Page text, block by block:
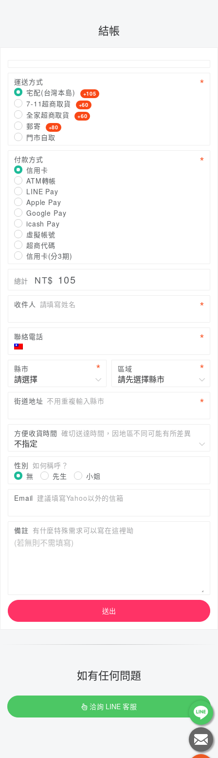
結帳
運送方式
宅配(台灣本島)
+105
7-11超商取貨 +60
全家超商取貨 +60
郵寄 +80
門市自取
付款方式
信用卡
ATM轉帳
LINE Pay
Apple Pay
Google Pay
icash Pay
虛擬帳號
超商代碼
信用卡(分3期)
總計 NT$ 105
收件人 請填寫姓名
聯絡電話
縣市 區域
街道地址 不用重複輸入縣市
方便收貨時間 確切送達時間，因地區不同可能有所差異
性別 如何稱呼？
無
先生 小姐
Email 建議填寫Yahoo以外的信箱
備註 有什麼特殊需求可以寫在這裡呦
送出
如有任何問題
洽詢 LINE 客服